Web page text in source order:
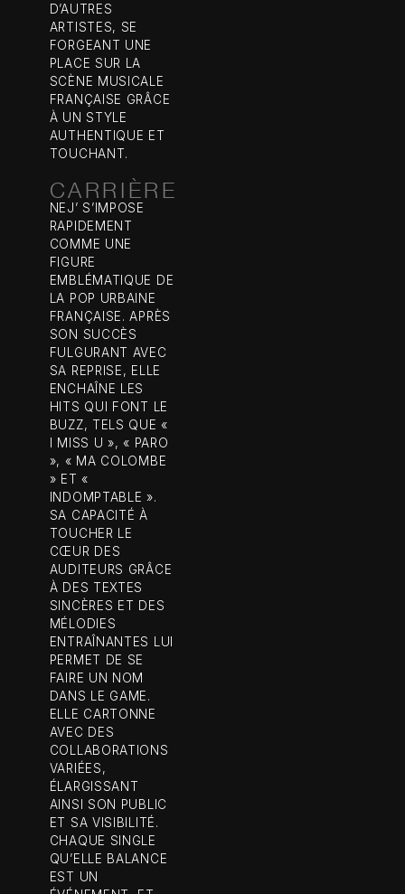
D’AUTRES
ARTISTES, SE
FORGEANT UNE
PLACE SUR LA
SCÈNE MUSICALE
FRANÇAISE GRÂCE
À UN STYLE
AUTHENTIQUE ET
TOUCHANT.
CARRIÈRE
NEJ’ S’IMPOSE
RAPIDEMENT
COMME UNE
FIGURE
EMBLÉMATIQUE DE
LA POP URBAINE
FRANÇAISE. APRÈS
SON SUCCÈS
FULGURANT AVEC
SA REPRISE, ELLE
ENCHAÎNE LES
HITS QUI FONT LE
BUZZ, TELS QUE «
I MISS U », « PARO
», « MA COLOMBE
» ET «
INDOMPTABLE ».
SA CAPACITÉ À
TOUCHER LE
CŒUR DES
AUDITEURS GRÂCE
À DES TEXTES
SINCÈRES ET DES
MÉLODIES
ENTRAÎNANTES LUI
PERMET DE SE
FAIRE UN NOM
DANS LE GAME.
ELLE CARTONNE
AVEC DES
COLLABORATIONS
VARIÉES,
ÉLARGISSANT
AINSI SON PUBLIC
ET SA VISIBILITÉ.
CHAQUE SINGLE
QU’ELLE BALANCE
EST UN